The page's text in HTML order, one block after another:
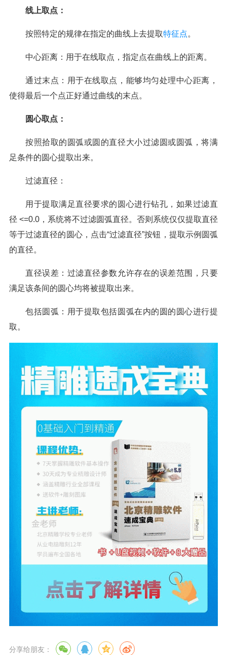
线上取点：
按照特定的规律在指定的曲线上去提取特征点。
中心距离：用于在线取点，指定点在曲线上的距离。
通过末点：用于在线取点，能够均匀处理中心距离，
使得最后一个点正好通过曲线的末点。
圆心取点：
按照拾取的圆弧或圆的直径大小过滤圆或圆弧，将满
足条件的圆心提取出来。
过滤直径：
用于提取满足直径要求的圆心进行钻孔，如果过滤直
径 <=0.0，系统将不过滤圆弧直径。否则系统仅仅提取直径
等于过滤直径的圆心，点击“过滤直径”按钮，提取示例圆弧
的直径。
直径误差：过滤直径参数允许存在的误差范围，只要
满足该条间的圆心均将被提取出来。
包括圆弧：用于提取包括圆弧在内的圆的圆心进行提
取。
分享给朋友：